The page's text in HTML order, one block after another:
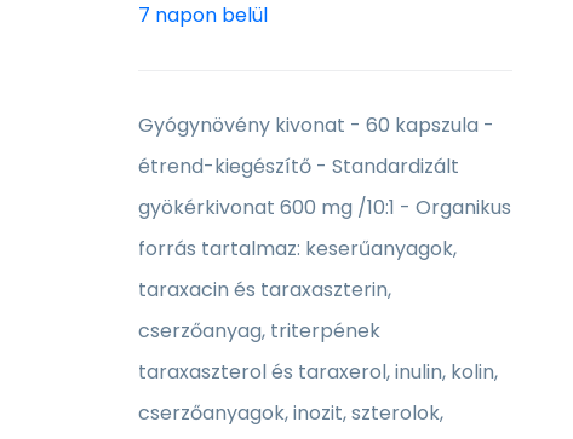
7 napon belül
Gyógynövény kivonat - 60 kapszula -
étrend-kiegészítő - Standardizált
gyökérkivonat 600 mg /10:1 - Organikus
forrás tartalmaz: keserűanyagok,
taraxacin és taraxaszterin,
cserzőanyag, triterpének
taraxaszterol és taraxerol, inulin, kolin,
cserzőanyagok, inozit, szterolok,